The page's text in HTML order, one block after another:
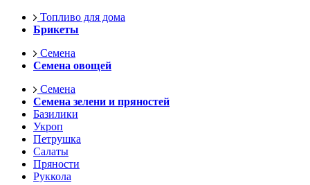
Топливо для дома
Брикеты
Семена
Семена овощей
Семена
Семена зелени и пряностей
Базилики
Укроп
Петрушка
Салаты
Пряности
Руккола